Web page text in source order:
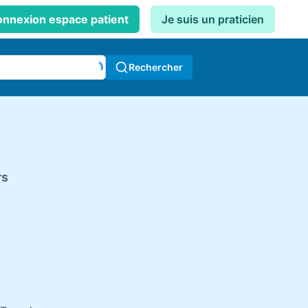
espace patient Je suis un praticien
Rechercher